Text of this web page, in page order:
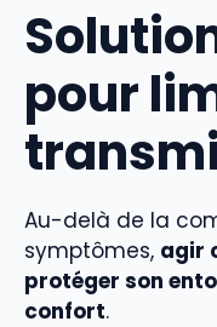
pour
Au-delà de la
symptômes, agir
protéger son
confort.